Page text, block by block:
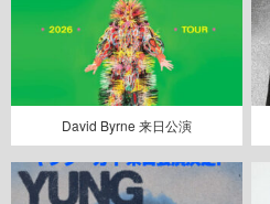
David Byrne 来日公演